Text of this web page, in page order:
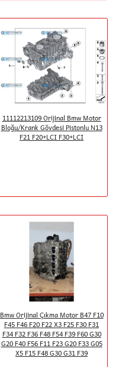
11112213109 Orijinal Bmw Motor
Bloğu/Krank Gövdesi Pistonlu N13
F21 F20+LCI F30+LCI
Bmw Orijinal Çıkma Motor B47 F10
F45 F46 F20 F22 X3 F25 F30 F31
F34 F32 F36 F48 F54 F39 F60 G30
G20 F40 F56 F11 F23 G20 F33 G05
X5 F15 F48 G30 G31 F39